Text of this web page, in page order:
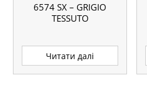
6574 SX – GRIGIO
TESSUTO
Читати далі